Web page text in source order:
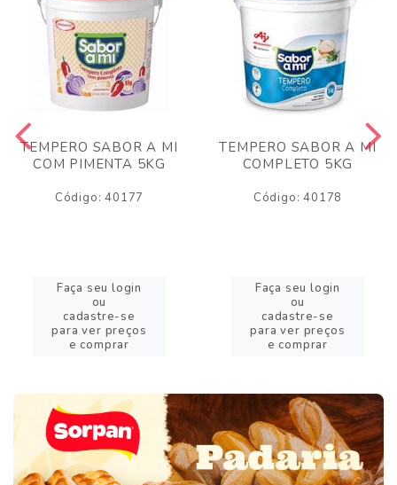
TEMPERO SABOR A MI
COM PIMENTA 5KG
Código: 40177
Faça seu login
ou
cadastre-se
para ver preços
e comprar
TEMPERO SABOR A MI
COMPLETO 5KG
Código: 40178
Faça seu login
ou
cadastre-se
para ver preços
e comprar